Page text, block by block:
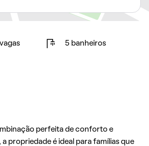
5 banheiros
perfeita de conforto e
propriedade é ideal para famílias que